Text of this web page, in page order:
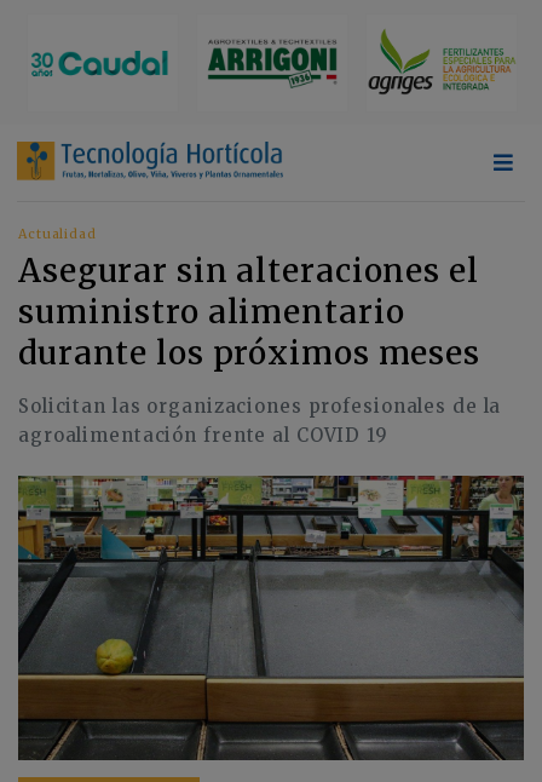
Actualidad
Asegurar sin alteraciones el
suministro alimentario
durante los próximos meses
Solicitan las organizaciones profesionales de la
agroalimentación frente al COVID 19